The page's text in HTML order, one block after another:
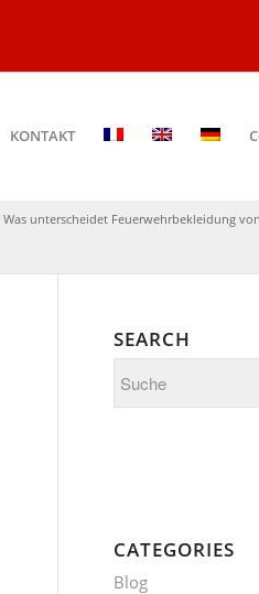
KONTAKT
Was unterscheidet Feuerwehrbekleidung
SEARCH
CATEGORIES
Blog